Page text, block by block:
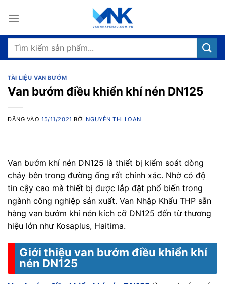
qua
dung
Tìm
TÀI LIỆU VAN BƯỚM
Van bướm điều khiển khí nén DN125
ĐĂNG VÀO15/11/2021 BỞI NGUYỄN THỊ LOAN
Van bướm khí nén DN125 là thiết bị kiểm soát dòng
chảy bên trong đường ống rất chính xác. Nhờ có độ
tin cậy cao mà thiết bị được lắp đặt phổ biến trong
ngành công nghiệp sản xuất. Van Nhập Khẩu THP sẵn
hàng van bướm khí nén kích cỡ DN125 đến từ thương
hiệu lớn như Kosaplus, Haitima.
Giới thiệu van bướm điều khiển khí
nén DN125